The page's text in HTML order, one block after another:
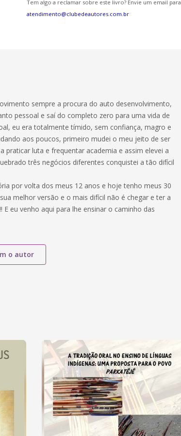
Tem algo a reclamar sobre este livro? Envie um email para
atendimento@clubedeautores.com.br
sempre a procura do auto desenvolvimento,
pessoal e saí do completo zero para uma vida de
eu era totalmente tímido, sem confiança, magro e
aos poucos, primeiro mudei o meu jeito de ser
praticar luta e frequentar academia e assim elevei a
três negócios diferentes conquistei a tão difícil
por volta dos meus 12 anos e hoje tenho meus 30
melhor versão e o mais difícil não é chegar e ter a
E eu venho aqui para lhe ensinar o caminho das
o autor